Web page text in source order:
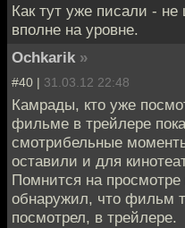
Как тут уже писали -
вполне на уровне.
Ochkarik »
#40 | 31.03.12 22:48
Камрады, кто уже
фильме в трейлере
смотрибельные
оставили и для
Помнится на
обнаружил, что фильм
посмотрел, в трейлере.